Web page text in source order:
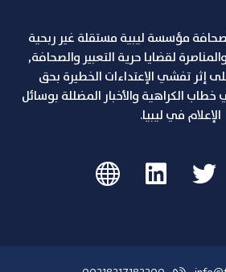
مؤسسة ليبية مستقلة غير ربحية
لقضايا حرية التعبير والصحافة,
عام 2013 على إثر تفشي الإعتداءات الخطيرة بحق
خطاب الكراهية والأخبار المضللة بوسائل
الإعلام في ليبيا.